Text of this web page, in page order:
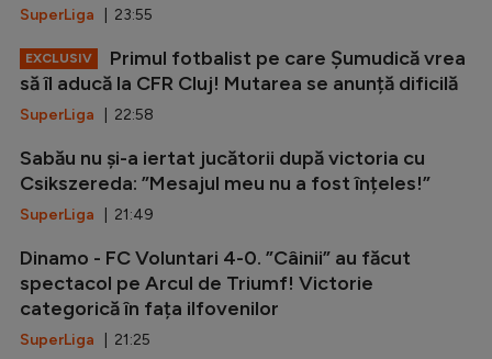
SuperLiga | 23:55
EXCLUSIV
Primul fotbalist pe care Șumudică vrea
să îl aducă la CFR Cluj! Mutarea se anunță dificilă
SuperLiga | 22:58
Sabău nu și-a iertat jucătorii după victoria cu
Csikszereda: ”Mesajul meu nu a fost înțeles!”
SuperLiga | 21:49
Dinamo - FC Voluntari 4-0. ”Câinii” au făcut
spectacol pe Arcul de Triumf! Victorie
categorică în fața ilfovenilor
SuperLiga | 21:25